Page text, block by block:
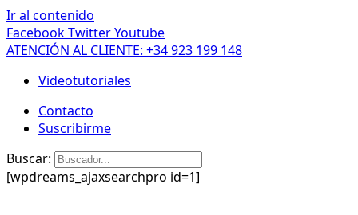
Ir al contenido
FacebookTwitterYoutube
ATENCIÓN AL CLIENTE: +34 923 199 148
Videotutoriales
Contacto
Suscribirme
Buscar:
[wpdreams_ajaxsearchpro id=1]